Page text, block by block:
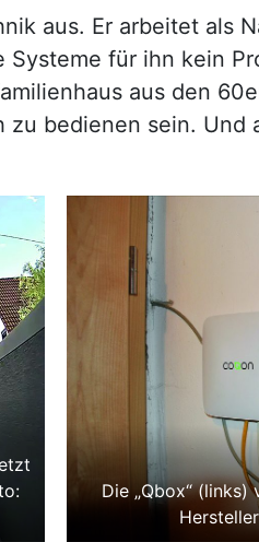
aus. Er arbeitet als
für ihn kein
aus den
bedienen sein. Und
Die „Qbox“